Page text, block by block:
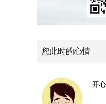
您此时的心情
开心